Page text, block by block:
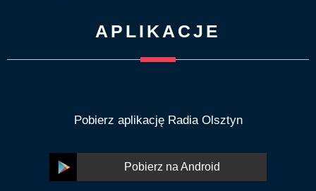
APLIKACJE
Pobierz aplikację Radia Olsztyn
Pobierz na Android